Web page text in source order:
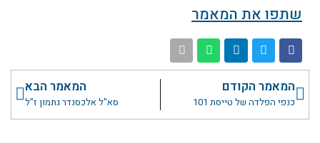
שתפו את המאמר
קודם
המאמר הקודם
כנפי הפלדה של טייסת 101
המאמר הבא
סא"ל אלכסנדר גתמון ז"ל